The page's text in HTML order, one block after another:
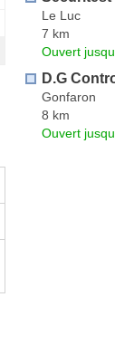
Le Luc
7 km
Ouvert
D.G
Gonfaron
8 km
Ouvert